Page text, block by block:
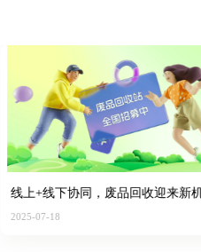
+线下协同，废品回收迎来新机遇，
数字化趋势加速
07-18